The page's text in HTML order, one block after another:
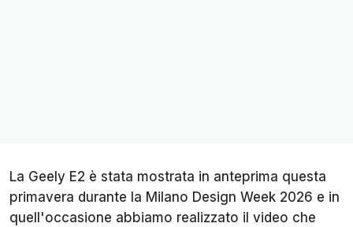
La Geely E2 è stata mostrata in anteprima questa
primavera durante la Milano Design Week 2026 e in
quell'occasione abbiamo realizzato il video che